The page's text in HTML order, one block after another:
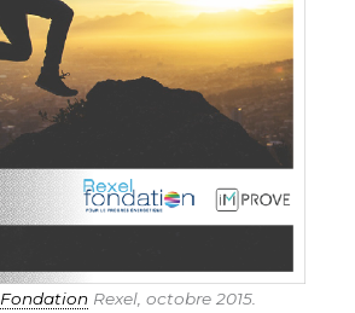
Fondation Rexel, octobre 2015.